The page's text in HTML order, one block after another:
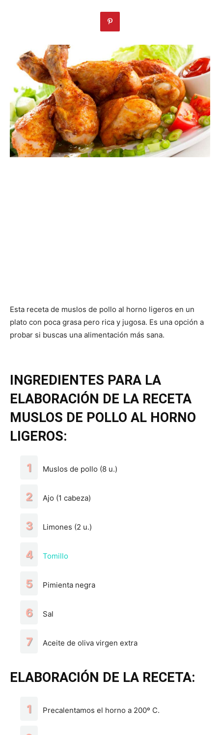
Esta receta de muslos de pollo al horno ligeros en un
plato con poca grasa pero rica y jugosa. Es una opción a
probar si buscas una alimentación más sana.
INGREDIENTES PARA LA
ELABORACIÓN DE LA RECETA
MUSLOS DE POLLO AL HORNO
LIGEROS:
Muslos de pollo (8 u.)
Ajo (1 cabeza)
Limones (2 u.)
Tomillo
Pimienta negra
Sal
Aceite de oliva virgen extra
ELABORACIÓN DE LA RECETA:
Precalentamos el horno a 200º C.